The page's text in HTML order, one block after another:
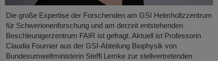
Die große Expertise der Forschenden am GSI Helmholtzzentrum
für Schwerionenforschung und am derzeit entstehenden
Beschleunigerzentrum FAIR ist gefragt. Aktuell ist Professorin
Claudia Fournier aus der GSI-Abteilung Biophysik von
Bundesumweltministerin Steffi Lemke zur stellvertretenden